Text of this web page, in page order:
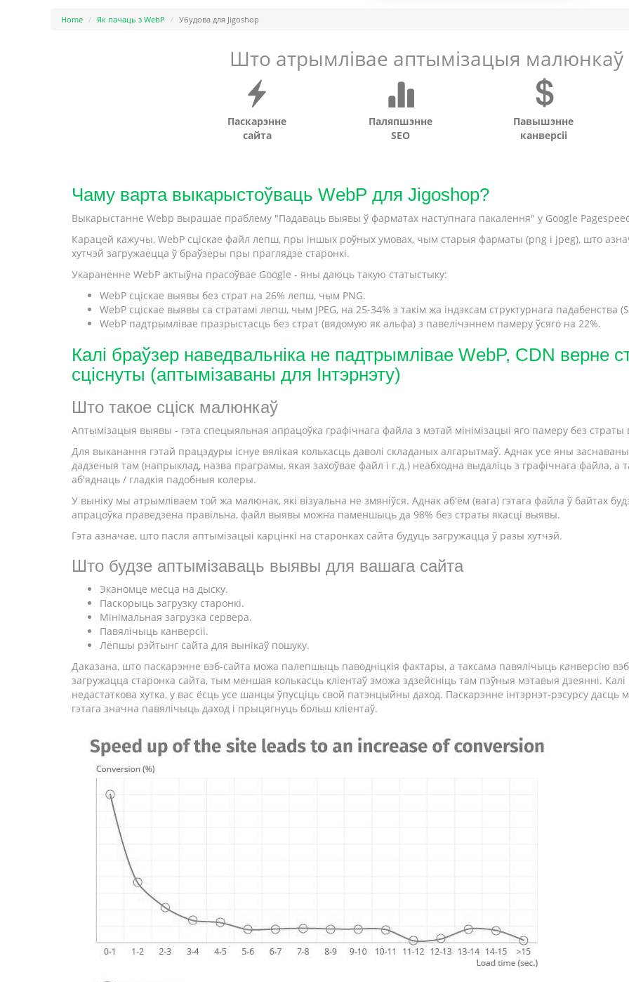
Home Як пачаць з WebP Убудова для Jigoshop
Што атрымлівае аптымізацыя малюнкаў
Паскарэнне
сайта
Паляпшэнне
SEO
Павышэнне
канверсіі
Чаму варта выкарыстоўваць WebP для Jigoshop?
Выкарыстанне Webp вырашае праблему "Падаваць выявы ў фарматах наступнага пакалення" у Google
Карацей кажучы, WebP сціскае файл лепш, пры іншых роўных умовах, чым старыя фарматы (png і jpeg), што
хутчэй загружаецца ў браўзеры пры праглядзе старонкі.
Укараненне WebP актыўна прасоўвае Google - яны даюць такую статыстыку:
WebP сціскае выявы без страт на 26% лепш, чым PNG.
WebP сціскае выявы са стратамі лепш, чым JPEG, на 25-34% з такім жа індэксам структурнага падабенства
WebP падтрымлівае празрыстасць без страт (вядомую як альфа) з павелічэннем памеру ўсяго на 22%.
Калі браўзер наведвальніка не падтрымлівае WebP, CDN верне
сціснуты (аптымізаваны для Інтэрнэту)
Што такое сціск малюнкаў
Аптымізацыя выявы - гэта спецыяльная апрацоўка графічнага файла з мэтай мінімізацыі яго памеру без страты
Для выканання гэтай працэдуры існуе вялікая колькасць даволі складаных алгарытмаў. Аднак усе яны
дадзеныя там (напрыклад, назва праграмы, якая захоўвае файл і г.д.) неабходна выдаліць з графічнага файла,
аб'яднаць / гладкія падобныя колеры.
У выніку мы атрымліваем той жа малюнак, які візуальна не змяніўся. Аднак аб'ём (вага) гэтага файла ў байтах
апрацоўка праведзена правільна, файл выявы можна паменшыць да 98% без страты якасці выявы.
Гэта азначае, што пасля аптымізацыі карцінкі на старонках сайта будуць загружацца ў разы хутчэй.
Што будзе аптымізаваць выявы для вашага сайта
Эканомце месца на дыску.
Паскорыць загрузку старонкі.
Мінімальная загрузка сервера.
Павялічыць канверсіі.
Лепшы рэйтынг сайта для вынікаў пошуку.
Даказана, што паскарэнне вэб-сайта можа палепшыць паводніцкія фактары, а таксама павялічыць канверсію
загружацца старонка сайта, тым меншая колькасць кліентаў зможа здзейсніць там пэўныя мэтавыя дзеянні.
недастаткова хутка, у вас ёсць усе шанцы ўпусціць свой патэнцыйны даход. Паскарэнне інтэрнэт-рэсурсу
гэтага значна павялічыць даход і прыцягнуць больш кліентаў.